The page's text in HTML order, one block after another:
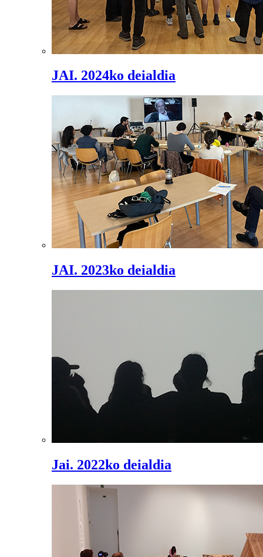
JAI. 2024ko deialdia
JAI. 2023ko deialdia
Jai. 2022ko deialdia